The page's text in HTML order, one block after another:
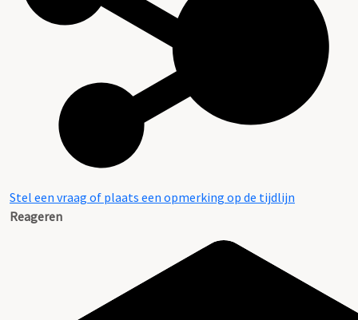
Stel een vraag of plaats een opmerking op de tijdlijn
Reageren